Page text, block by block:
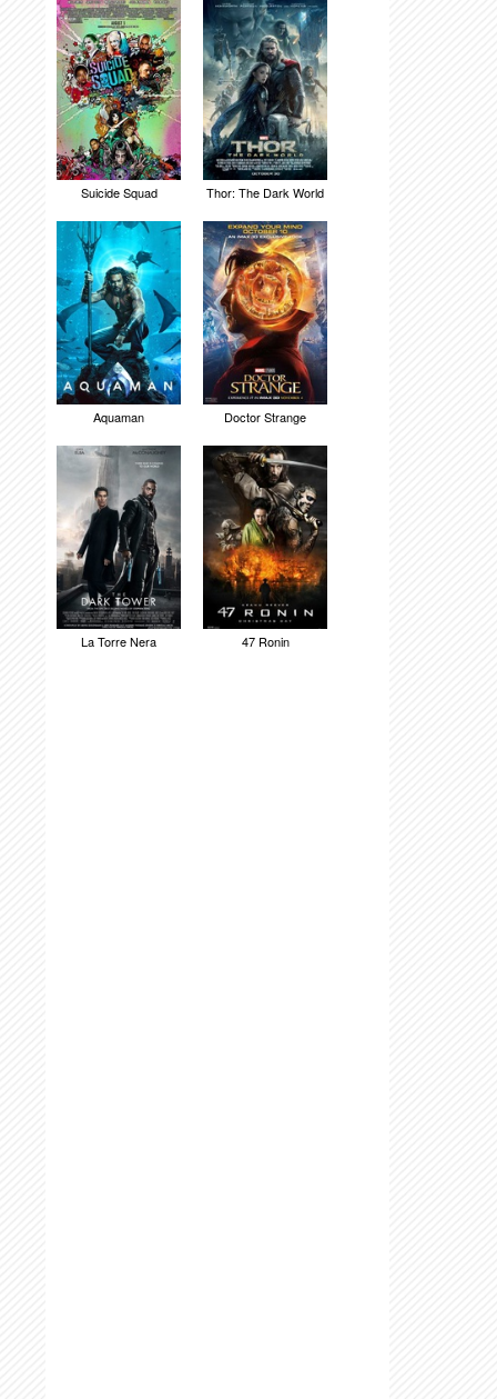
Suicide Squad Thor: The Dark World
Aquaman Doctor Strange
La Torre Nera 47 Ronin